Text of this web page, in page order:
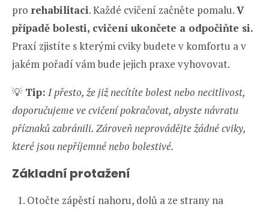
pro rehabilitaci. Každé cvičení začněte pomalu.V
případě bolesti, cvičení ukončete a odpočiňte si.
Praxí zjistíte s kterými cviky budete v komfortu a v
jakém pořadí vám bude jejich praxe vyhovovat.
💡 Tip: I přesto, že již necítíte bolest nebo necitlivost,
doporučujeme ve cvičení pokračovat, abyste návratu
příznaků zabránili. Zároveň neprovádějte žádné cviky,
které jsou nepříjemné nebo bolestivé.
Základní protažení
Otočte zápěstí nahoru, dolů a ze strany na